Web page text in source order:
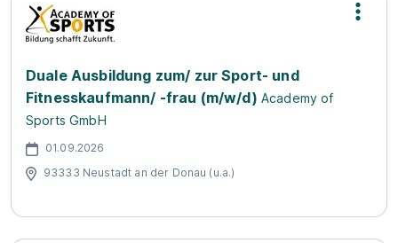
Duale Ausbildung zum/ zur Sport- und
Fitnesskaufmann/ -frau (m/w/d) Academy of
Sports GmbH
01.09.2026
93333 Neustadt an der Donau (u.a.)